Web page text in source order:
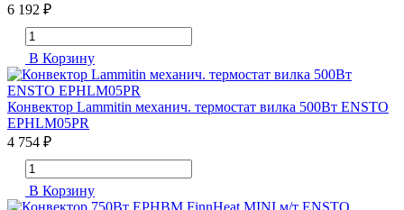
6 192 ₽
В Корзину
Конвектор Lammitin механич. термостат вилка 500Вт ENSTO
EPHLM05PR
4 754 ₽
В Корзину